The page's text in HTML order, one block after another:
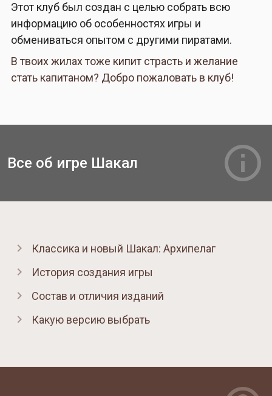
Этот клуб был создан с целью собрать всю
информацию об особенностях игры и
обмениваться опытом с другими пиратами.
В твоих жилах тоже кипит страсть и желание
стать капитаном? Добро пожаловать в клуб!
Все об игре Шакал
Классика и новый Шакал: Архипелаг
История создания игры
Состав и отличия изданий
Какую версию выбрать